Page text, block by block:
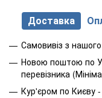
Доставка
Самовивіз з
Новою поштою по
перевізника
Кур'єром по Києву